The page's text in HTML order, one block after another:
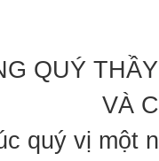
QUÝ
VÀ
quý vị một